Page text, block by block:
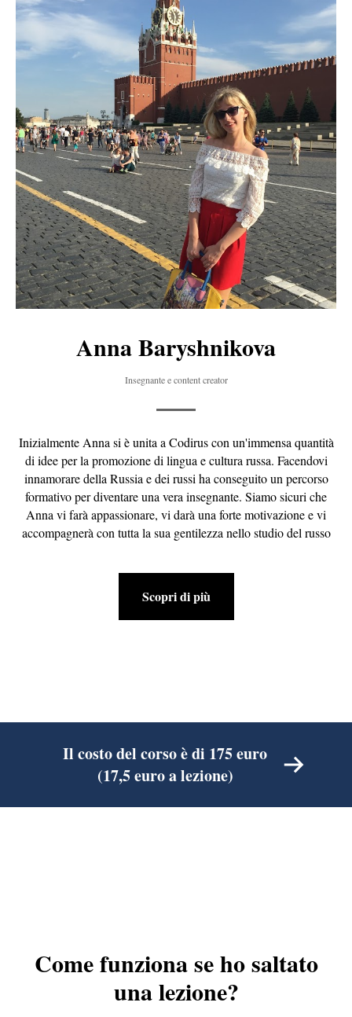
Anna Baryshnikova
Insegnante e content creator
Inizialmente Anna si è unita a Codirus con un'immensa quantità
di idee per la promozione di lingua e cultura russa. Facendovi
innamorare della Russia e dei russi ha conseguito un percorso
formativo per diventare una vera insegnante. Siamo sicuri che
Anna vi farà appassionare, vi darà una forte motivazione e vi
accompagnerà con tutta la sua gentilezza nello studio del russo
Scopri di più
Il costo del corso è di 175 euro
(17,5 euro a lezione)
Come funziona se ho saltato
una lezione?